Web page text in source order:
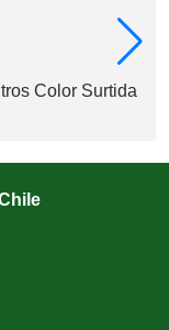
Color Surtida